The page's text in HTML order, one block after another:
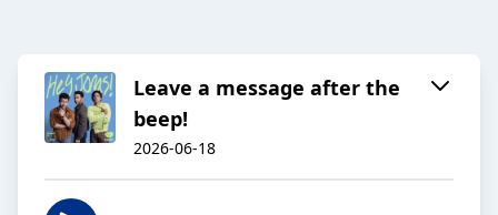
Leave a message after the
beep!
2026-06-18